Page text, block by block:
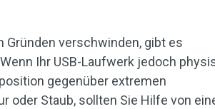
Gründen verschwinden, gibt es
Ihr USB-Laufwerk jedoch
gegenüber extremen
oder Staub, sollten Sie Hilfe von